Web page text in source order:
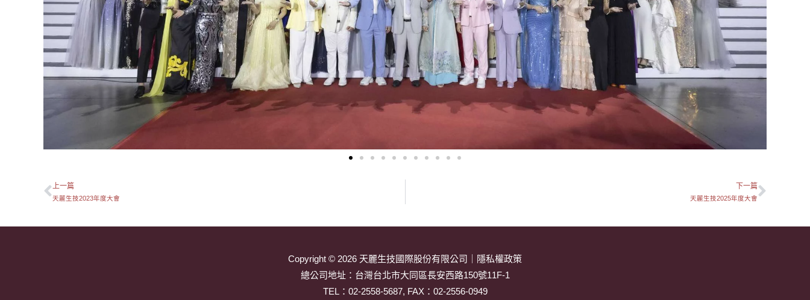
上一頁
上一篇
天麗生技2023年度大會
下一篇
天麗生技2025年度大會 下一
Copyright © 2026 天麗生技國際股份有限公司
隱私權政策
總公司地址： 台灣台北市大同區長安西路150號11F-1
TEL： 02-2558-5687, FAX：02-2556-0949